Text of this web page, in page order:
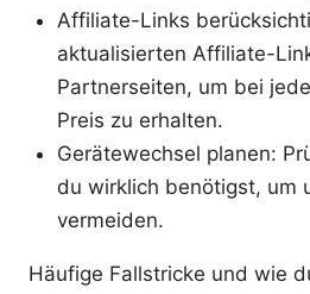
Affiliate-Links
aktualisierten Affiliate-
Partnerseiten, um bei
Preis zu erhalten.
Gerätewechsel planen:
du wirklich benötigst, um
vermeiden.
Häufige Fallstricke und wie